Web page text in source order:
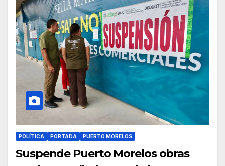
POLÍTICA PORTADA PUERTO MORELOS
Suspende Puerto Morelos obras